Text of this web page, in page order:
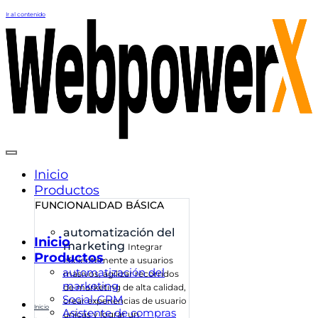
Ir al contenido
Inicio
Productos
FUNCIONALIDAD BÁSICA
automatización del
marketing Integrar
eficientemente a usuarios
masivos, agilizar recorridos
de marketing de alta calidad,
crear experiencias de usuario
únicas y lograr un
Inicio
Productos
automatización del
marketing
Social-CRM
Asistente de compras
Inicio